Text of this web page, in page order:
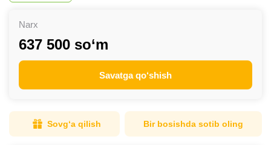
Narx
637 500 so‘m
Savatga qo‘shish
Sovg‘a qilish Bir bosishda sotib oling